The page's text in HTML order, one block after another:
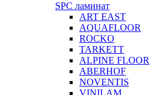
SPC ламинат
ART EAST
AQUAFLOOR
ROCKO
TARKETT
ALPINE FLOOR
ABERHOF
NOVENTIS
VINILAM